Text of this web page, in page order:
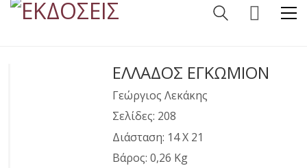
ΕΛΛΑΔΟΣ ΕΓΚΩΜΙΟΝ
Γεώργιος Λεκάκης
Σελίδες: 208
Διάσταση: 14 Χ 21
Βάρος: 0,26 Kg